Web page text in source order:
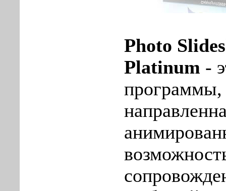
Photo
Platinum -
программы,